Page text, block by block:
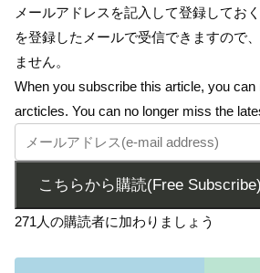
メールアドレスを記入して登録してお
を登録したメールで受信できますので
ません。
When you subscribe this article, you can
arcticles. You can no longer miss the
こちらから購読(Free Subscribe)
271人の購読者に加わりましょう